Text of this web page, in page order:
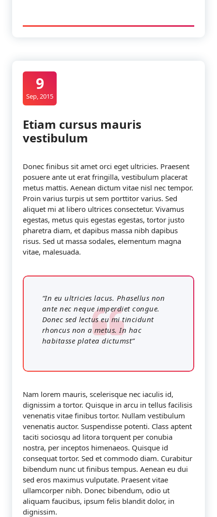
9
Sep, 2015
Etiam cursus mauris
vestibulum
Donec finibus sit amet orci eget ultricies. Praesent
posuere ante ut erat fringilla, vestibulum placerat
metus mattis. Aenean dictum vitae nisl nec tempor.
Proin varius turpis ut sem porttitor varius. Sed
aliquet mi at libero ultrices consectetur. Vivamus
egestas, metus quis egestas egestas, tortor justo
pharetra diam, et dapibus massa nibh dapibus
risus. Sed ut massa sodales, elementum magna
vitae, malesuada.
“In eu ultricies lacus. Phasellus non
ante nec neque imperdiet congue.
Donec sed lectus eu mi tincidunt
rhoncus non a metus. In hac
habitasse platea dictumst”
Nam lorem mauris, scelerisque nec iaculis id,
dignissim a tortor. Quisque in arcu in tellus facilisis
venenatis vitae finibus tortor. Nullam vestibulum
venenatis auctor. Suspendisse potenti. Class aptent
taciti sociosqu ad litora torquent per conubia
nostra, per inceptos himenaeos. Quisque id
consequat tortor. Sed et commodo diam. Curabitur
bibendum nunc ut finibus tempus. Aenean eu dui
sed eros maximus vulputate. Praesent vitae
ullamcorper nibh. Donec bibendum, odio ut
aliquam faucibus, ipsum felis blandit dolor, in
dignissim.